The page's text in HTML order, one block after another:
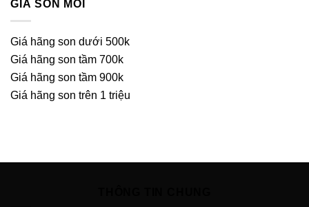
GIÁ SON MÔI
Giá hãng son dưới 500k
Giá hãng son tầm 700k
Giá hãng son tầm 900k
Giá hãng son trên 1 triệu